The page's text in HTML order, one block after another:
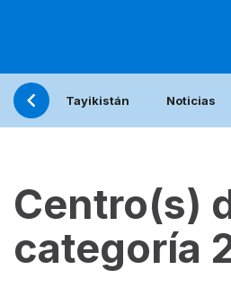
Tayikistán Noticias
Centro(s)
categoría